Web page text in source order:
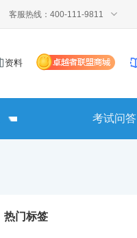
客服热线：400-111-9811
资料
考试问答
热门标签